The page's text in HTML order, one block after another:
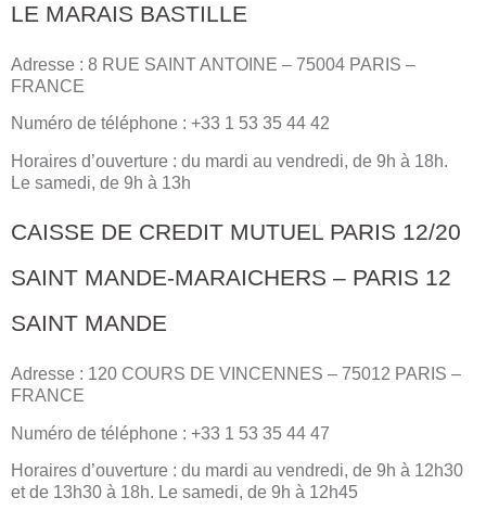
LE MARAIS BASTILLE
Adresse : 8 RUE SAINT ANTOINE – 75004 PARIS –
FRANCE
Numéro de téléphone : +33 1 53 35 44 42
Horaires d’ouverture : du mardi au vendredi, de 9h à 18h.
Le samedi, de 9h à 13h
CAISSE DE CREDIT MUTUEL PARIS 12/20
SAINT MANDE-MARAICHERS – PARIS 12
SAINT MANDE
Adresse : 120 COURS DE VINCENNES – 75012 PARIS –
FRANCE
Numéro de téléphone : +33 1 53 35 44 47
Horaires d’ouverture : du mardi au vendredi, de 9h à 12h30
et de 13h30 à 18h. Le samedi, de 9h à 12h45